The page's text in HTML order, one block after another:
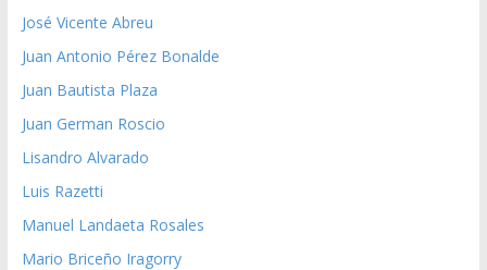
José Vicente Abreu
Juan Antonio Pérez Bonalde
Juan Bautista Plaza
Juan German Roscio
Lisandro Alvarado
Luis Razetti
Manuel Landaeta Rosales
Mario Briceño Iragorry